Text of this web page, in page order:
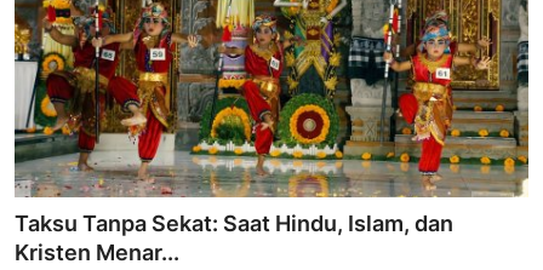
Taksu Tanpa Sekat: Saat Hindu, Islam, dan
Kristen Menar...